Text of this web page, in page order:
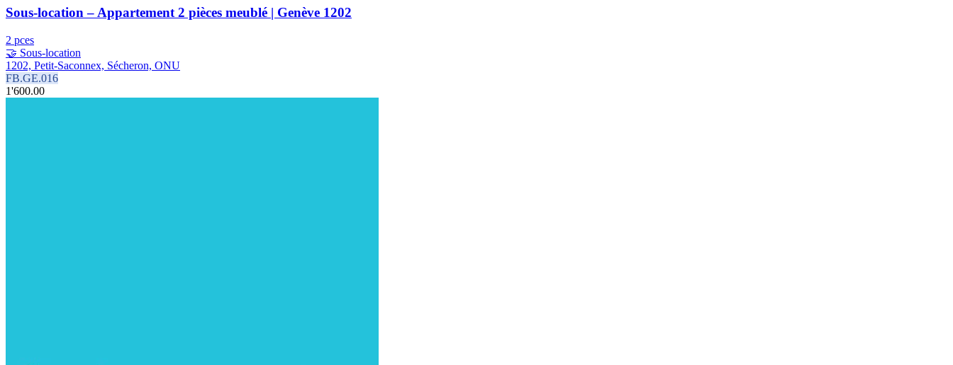
Sous-location – Appartement 2 pièces meublé | Genève 1202
2 pces
🤝 Sous-location
1202, Petit-Saconnex, Sécheron, ONU
FB.GE.016
1'600.00